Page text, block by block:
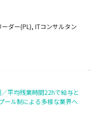
ダー(PL), ITコンサルタン
平均残業時間22hで給与と
ール制による多様な業界へ